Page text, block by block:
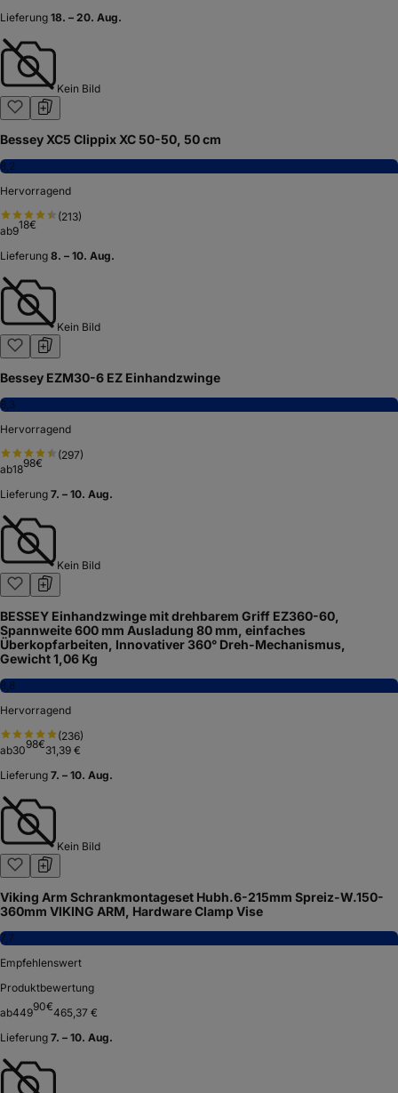
Lieferung 18. – 20. Aug.
Kein Bild
Bessey XC5 Clippix XC 50-50, 50 cm
8,2
Hervorragend
(213)
ab918€
Lieferung 8. – 10. Aug.
Kein Bild
Bessey EZM30-6 EZ Einhandzwinge
8,3
Hervorragend
(297)
ab1898€
Lieferung 7. – 10. Aug.
Kein Bild
BESSEY Einhandzwinge mit drehbarem Griff EZ360-60,
Spannweite 600 mm Ausladung 80 mm, einfaches
Überkopfarbeiten, Innovativer 360° Dreh-Mechanismus,
Gewicht 1,06 Kg
8,8
Hervorragend
(236)
ab3098€31,39 €
Lieferung 7. – 10. Aug.
Kein Bild
Viking Arm Schrankmontageset Hubh.6-215mm Spreiz-W.150-
360mm VIKING ARM, Hardware Clamp Vise
7,7
Empfehlenswert
Produktbewertung
ab44990€465,37 €
Lieferung 7. – 10. Aug.